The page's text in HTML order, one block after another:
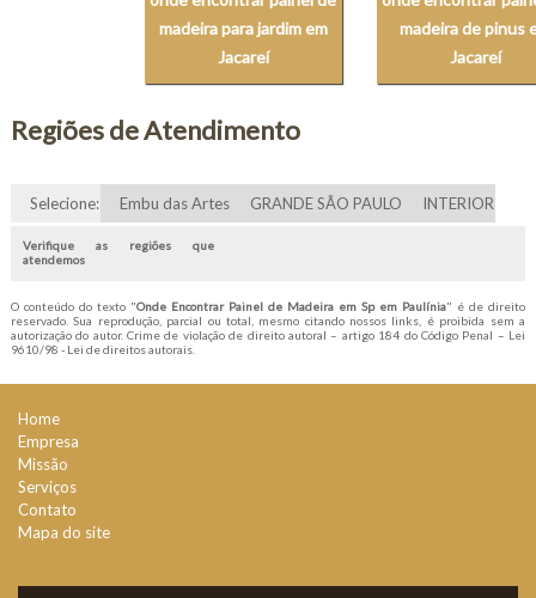
madeira para jardim em
Jacareí
madeira de pinus
Jacareí
Regiões de Atendimento
Selecione: Embu das Artes GRANDE SÃO PAULO INTERIOR
Verifique as regiões que
atendemos
O conteúdo do texto "Onde Encontrar Painel de Madeira em Sp em Paulínia" é de direito
reservado. Sua reprodução, parcial ou total, mesmo citando nossos links, é proibida sem a
autorização do autor. Crime de violação de direito autoral – artigo 184 do Código Penal – Lei
9610/98 - Lei de direitos autorais.
Home
Empresa
Missão
Serviços
Contato
Mapa do site